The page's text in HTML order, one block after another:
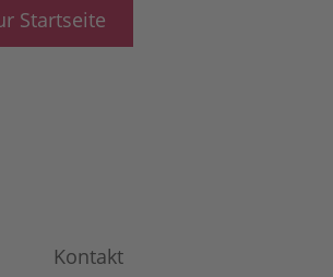
Startseite
Kontakt